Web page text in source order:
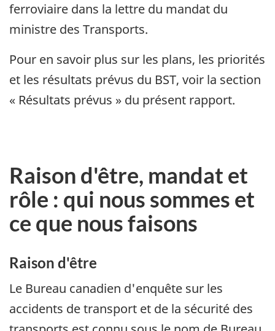
ferroviaire dans la lettre du mandat du
ministre des Transports.
Pour en savoir plus sur les plans, les priorités
et les résultats prévus du BST, voir la section
« Résultats prévus » du présent rapport.
Raison d'être, mandat et
rôle : qui nous sommes et
ce que nous faisons
Raison d'être
Le Bureau canadien d'enquête sur les
accidents de transport et de la sécurité des